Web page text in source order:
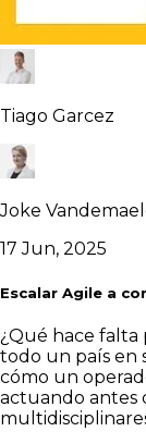
Tiago Garcez
Joke
17 Jun, 2025
Escalar Agile a
¿Qué hace falta
todo un país en
cómo un
actuando antes